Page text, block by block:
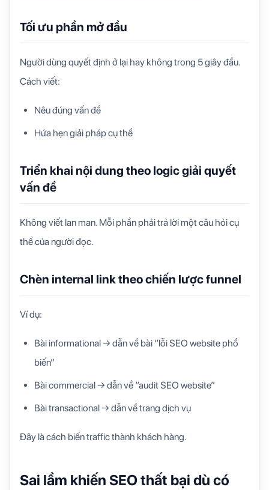
Tối ưu phần mở đầu
Người dùng quyết định ở lại hay không trong 5 giây đầu.
Cách viết:
Nêu đúng vấn đề
Hứa hẹn giải pháp cụ thể
Triển khai nội dung theo logic giải quyết
vấn đề
Không viết lan man. Mỗi phần phải trả lời một câu hỏi cụ
thể của người đọc.
Chèn internal link theo chiến lược funnel
Ví dụ:
Bài informational → dẫn về bài “lỗi SEO website phổ
biến”
Bài commercial → dẫn về “audit SEO website”
Bài transactional → dẫn về trang dịch vụ
Đây là cách biến traffic thành khách hàng.
Sai lầm khiến SEO thất bại dù có